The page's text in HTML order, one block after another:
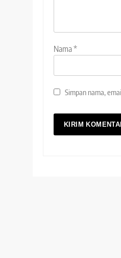
Nama*
Simpan nama,